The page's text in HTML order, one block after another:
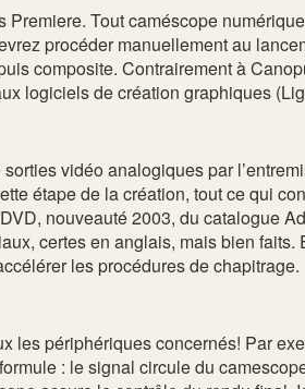
Tout caméscope
procéder manuellement au
composite. Contrairement à
logiciels de création graphiques
vidéo analogiques par
étape de la création, tout ce qui
nouveauté 2003, du catalogue
certes en anglais, mais bien
les procédures de chapitrage.
les périphériques concernés! Par
: le signal circule du